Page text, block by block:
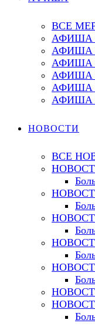
ВСЕ
АФИША
АФИША
АФИША
АФИША
АФИША
АФИША
НОВОСТИ
ВСЕ